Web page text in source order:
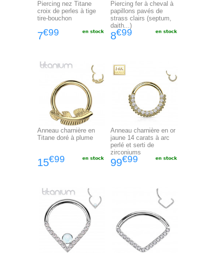
Piercing nez Titane
croix de perles à tige
tire-bouchon
7€99
Piercing fer à cheval à
papillons pavés de
strass clairs (septum,
daith...)
8€99
Anneau charnière en
Titane doré à plume
15€99
Anneau charnière en or
jaune 14 carats à arc
perlé et serti de
zirconiums
99€99